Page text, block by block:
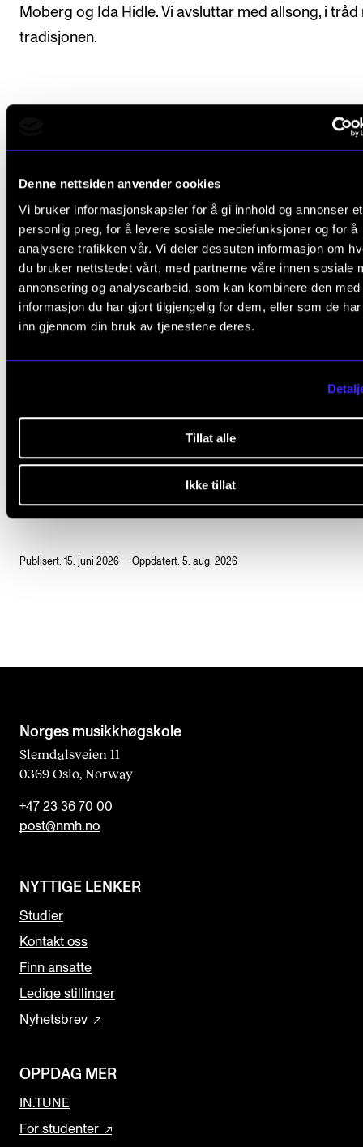
Denne nettsiden anvender cookies
Vi bruker informasjonskapsler for å gi innhold og annonser et
personlig preg, for å levere sosiale mediefunksjoner og for å
analysere trafikken vår. Vi deler dessuten informasjon om
du bruker nettstedet vårt, med partnerne våre innen sosiale
annonsering og analysearbeid, som kan kombinere den med
informasjon du har gjort tilgjengelig for dem, eller som de
inn gjennom din bruk av tjenestene deres.
Tillat alle
Ikke tillat
Moberg og Ida Hidle. Vi avsluttar med allsong, i tråd
tradisjonen.
Musikkhistorie
Morten Qvenild
Prorektor
Jazz-piano
Viserektor
OFFISIELL ÅPNING
Publisert: 15. juni 2026 — Oppdatert: 5. aug. 2026
Norges musikk­høgskole
Slemdalsveien 11
0369 Oslo, Norway
+47 23 36 70 00
post@nmh.no
NYTTIGE LENKER
Studier
Kontakt oss
Finn ansatte
Ledige stillinger
Nyhetsbrev
OPPDAG MER
IN.TUNE
For studenter